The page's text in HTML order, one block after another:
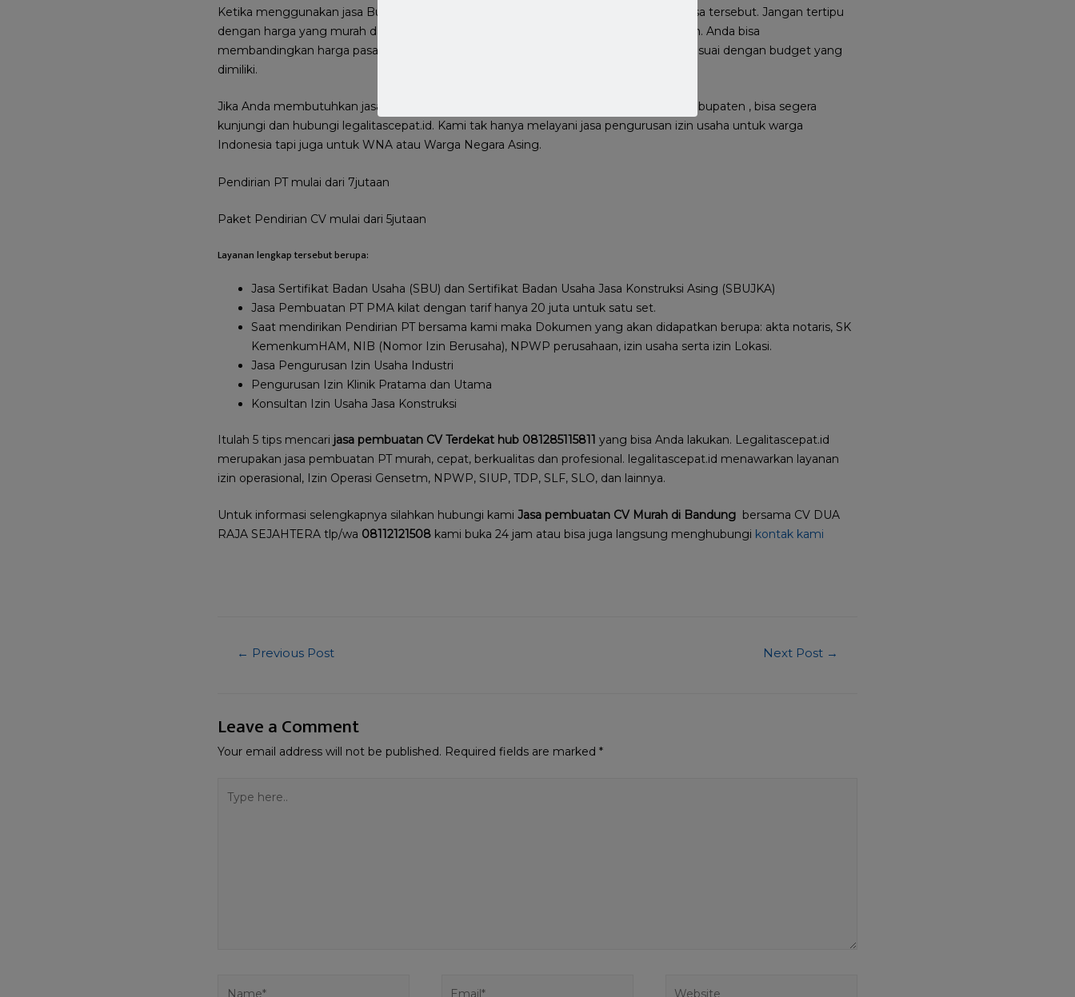
Ketika menggunakan jasa Buat PT, Anda perlu menyiapkan biaya untuk membayar jasa tersebut. Jangan tertipu
dengan harga yang murah dan tidak masuk akal, untuk menghindari terkena penipuan. Anda bisa
membandingkan harga pasaran yang umum dan standar, serta memilih biaya yang sesuai dengan budget yang
dimiliki.
Jika Anda membutuhkan jasa pembuatan PT yang murah di sekitar Bogor kota dan kabupaten , bisa segera
kunjungi dan hubungi legalitascepat.id. Kami tak hanya melayani jasa pengurusan izin usaha untuk warga
Indonesia tapi juga untuk WNA atau Warga Negara Asing.
Pendirian PT mulai dari 7jutaan
Paket Pendirian CV mulai dari 5jutaan
Layanan lengkap tersebut berupa:
Jasa Sertifikat Badan Usaha (SBU) dan Sertifikat Badan Usaha Jasa Konstruksi Asing (SBUJKA)
Jasa Pembuatan PT PMA kilat dengan tarif hanya 20 juta untuk satu set.
Saat mendirikan Pendirian PT bersama kami maka Dokumen yang akan didapatkan berupa: akta notaris, SK
KemenkumHAM, NIB (Nomor Izin Berusaha), NPWP perusahaan, izin usaha serta izin Lokasi.
Jasa Pengurusan Izin Usaha Industri
Pengurusan Izin Klinik Pratama dan Utama
Konsultan Izin Usaha Jasa Konstruksi
Itulah 5 tips mencari jasa pembuatan CV Terdekat hub 081285115811 yang bisa Anda lakukan. Legalitascepat.id
merupakan jasa pembuatan PT murah, cepat, berkualitas dan profesional. legalitascepat.id menawarkan layanan
izin operasional, Izin Operasi Gensetm, NPWP, SIUP, TDP, SLF, SLO, dan lainnya.
Untuk informasi selengkapnya silahkan hubungi kami Jasa pembuatan CV Murah di Bandung bersama CV DUA
RAJA SEJAHTERA tlp/wa 08112121508 kami buka 24 jam atau bisa juga langsung menghubungi kontak kami
← Previous Post Next Post →
Leave a Comment
Your email address will not be published. Required fields are marked *